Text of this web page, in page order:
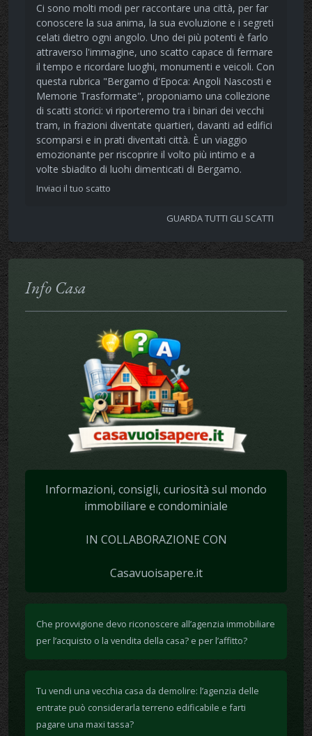
Ci sono molti modi per raccontare una città, per far
conoscere la sua anima, la sua evoluzione e i segreti
celati dietro ogni angolo. Uno dei più potenti è farlo
attraverso l'immagine, uno scatto capace di fermare
il tempo e ricordare luoghi, monumenti e veicoli. Con
questa rubrica "Bergamo d'Epoca: Angoli Nascosti e
Memorie Trasformate", proponiamo una collezione
di scatti storici: vi riporteremo tra i binari dei vecchi
tram, in frazioni diventate quartieri, davanti ad edifici
scomparsi e in prati diventati città. È un viaggio
emozionante per riscoprire il volto più intimo e a
volte sbiadito di luohi dimenticati di Bergamo.
Inviaci il tuo scatto
GUARDA TUTTI GLI SCATTI
Info Casa
Informazioni, consigli, curiosità sul mondo
immobiliare e condominiale
IN COLLABORAZIONE CON
Casavuoisapere.it
Che provvigione devo riconoscere all’agenzia immobiliare
per l’acquisto o la vendita della casa? e per l’affitto?
Tu vendi una vecchia casa da demolire: l’agenzia delle
entrate può considerarla terreno edificabile e farti
pagare una maxi tassa?